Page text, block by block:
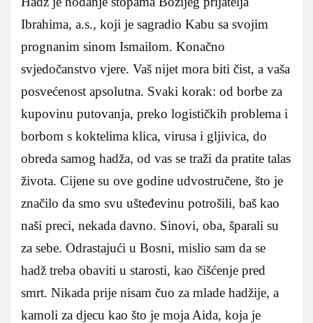
Ibrahima, a.s., koji je sagradio Kabu sa svojim
prognanim sinom Ismailom. Konačno
svjedočanstvo vjere. Vaš nijet mora biti čist, a vaša
posvećenost apsolutna. Svaki korak: od borbe za
kupovinu putovanja, preko logističkih problema i
borbom s koktelima klica, virusa i gljivica, do
obreda samog hadža, od vas se traži da pratite talas
života. Cijene su ove godine udvostručene, što je
značilo da smo svu ušteđevinu potrošili, baš kao
naši preci, nekada davno. Sinovi, oba, šparali su
za sebe. Odrastajući u Bosni, mislio sam da se
hadž treba obaviti u starosti, kao čišćenje pred
smrt. Nikada prije nisam čuo za mlade hadžije, a
kamoli za djecu kao što je moja Aida, koja je